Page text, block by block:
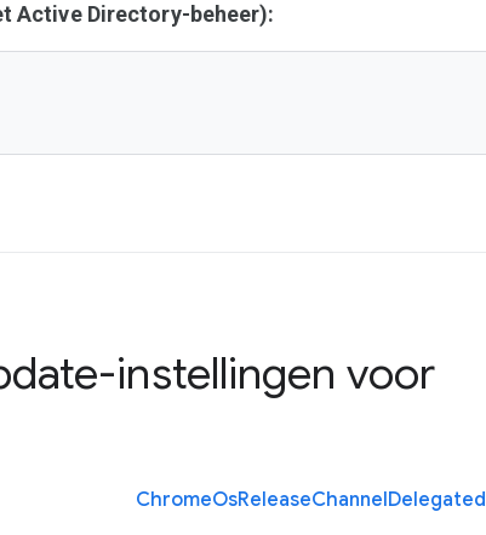
Active Directory-beheer):
instellingen voor
ChromeOsReleaseChannelDelegated